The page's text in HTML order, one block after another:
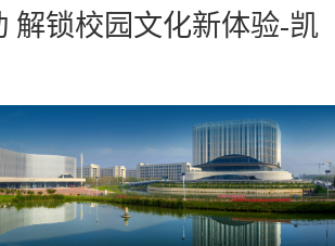
解锁校园文化新体验-凯